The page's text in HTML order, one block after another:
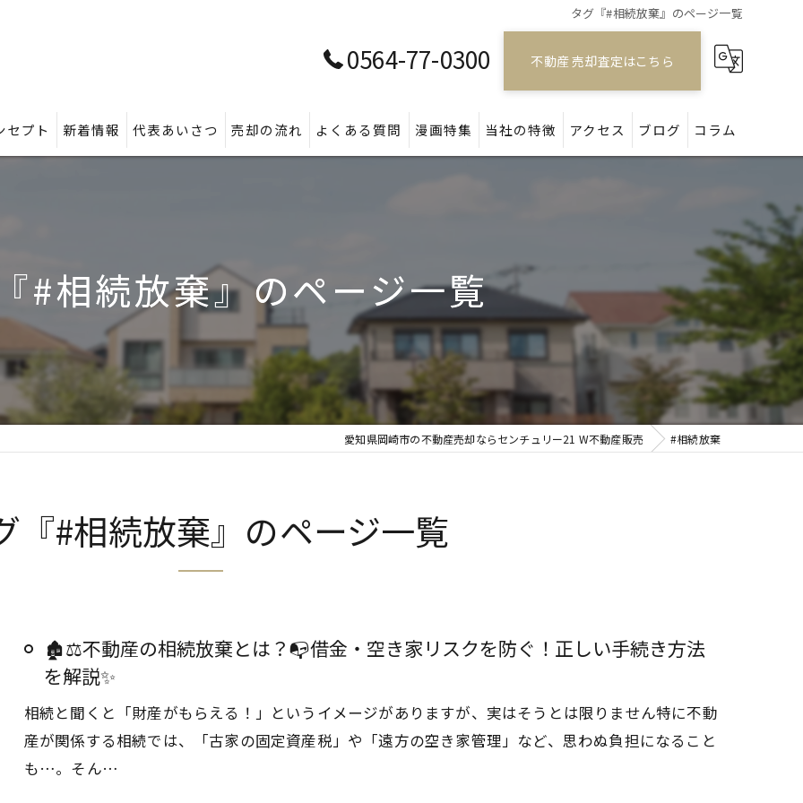
タグ『#相続放棄』のページ一覧
0564-77-0300 不動産 売却査定はこちら
セプト 新着情報 代表あいさつ 売却の流れ よくある質問 漫画特集 当社の特徴
アパート
土地
空き家
アクセス ブログ コラム
#相続放棄』のページ一覧
愛知県岡崎市の不動産売却ならセンチュリー21 W不動産販売 #相続放棄
『#相続放棄』のページ一覧
🏚️⚖️不動産の相続放棄とは？📭借金・空き家リスクを防ぐ！正しい手続き方法
を解説✨
相続と聞くと「財産がもらえる！」というイメージがありますが、実はそうとは限りません特に不動
産が関係する相続では、「古家の固定資産税」や「遠方の空き家管理」など、思わぬ負担になること
も…。そん…